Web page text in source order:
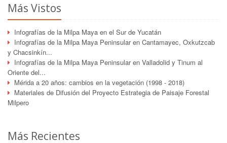
Más Vistos
Infografías de la Milpa Maya en el Sur de Yucatán
Infografías de la Milpa Maya Peninsular en Cantamayec, Oxkutzcab
y Chacsinkín...
Infografías de la Milpa Maya Peninsular en Valladolid y Tinum al
Oriente del...
Mérida a 20 años: cambios en la vegetación (1998 - 2018)
Materiales de Difusión del Proyecto Estrategia de Paisaje Forestal
Milpero
Más Recientes